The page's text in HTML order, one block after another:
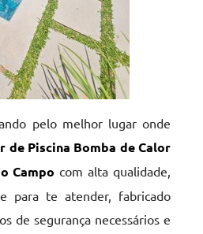
pelo melhor lugar onde
de Piscina Bomba de Calor
Campo com alta qualidade,
para te atender, fabricado
de segurança necessários e